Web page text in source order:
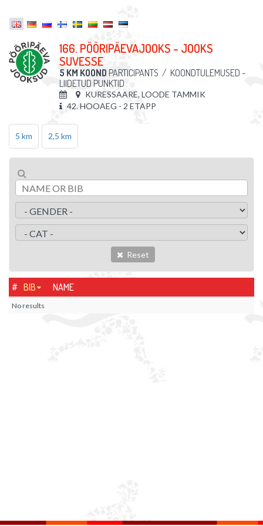
166. PÖÖRIPÄEVAJOOKS - JOOKS
SUVESSE
5 KM KOOND PARTICIPANTS / KOONDTULEMUSED -
LIIDETUD PUNKTID
KURESSAARE, LOODE TAMMIK
42. HOOAEG - 2 ETAPP
5 km 2,5 km
Reset
# BIB NAME
No results